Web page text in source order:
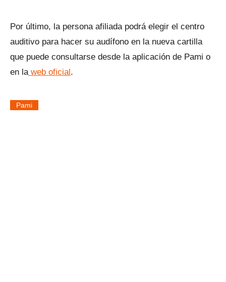
Por último, la persona afiliada podrá elegir el centro
auditivo para hacer su audífono en la nueva cartilla
que puede consultarse desde la aplicación de Pami o
en laweb oficial.
Pami